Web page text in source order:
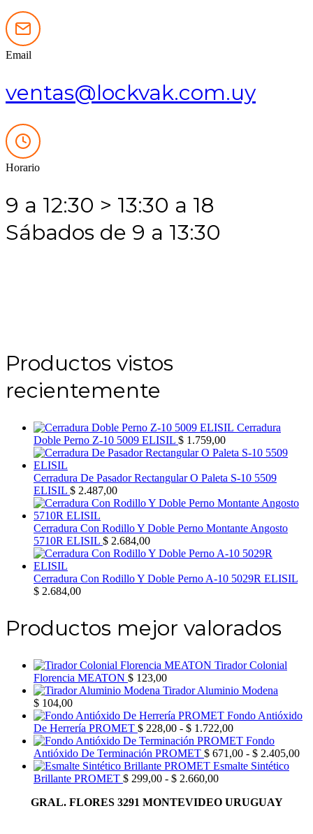
Email
ventas@lockvak.com.uy
Horario
9 a 12:30 > 13:30 a 18
Sábados de 9 a 13:30
Productos vistos
recientemente
Cerradura
Doble Perno Z-10 5009 ELISIL $ 1.759,00
Cerradura De Pasador Rectangular O Paleta S-10 5509
ELISIL $ 2.487,00
Cerradura Con Rodillo Y Doble Perno Montante Angosto
5710R ELISIL $ 2.684,00
Cerradura Con Rodillo Y Doble Perno A-10 5029R ELISIL
$ 2.684,00
Productos mejor valorados
Tirador Colonial
Florencia MEATON $ 123,00
Tirador Aluminio Modena
$ 104,00
Fondo Antióxido
De Herrería PROMET $ 228,00 - $ 1.722,00Rango
de
precios:
desde
$ 1.722,00
Fondo
Antióxido De Terminación PROMET $ 671,00 - $ 2.405,00
Esmalte Sintético
Brillante PROMET $ 299,00 - $ 2.660,00Rango
precios:
GRAL. FLORES 3291 MONTEVIDEO URUGUAY